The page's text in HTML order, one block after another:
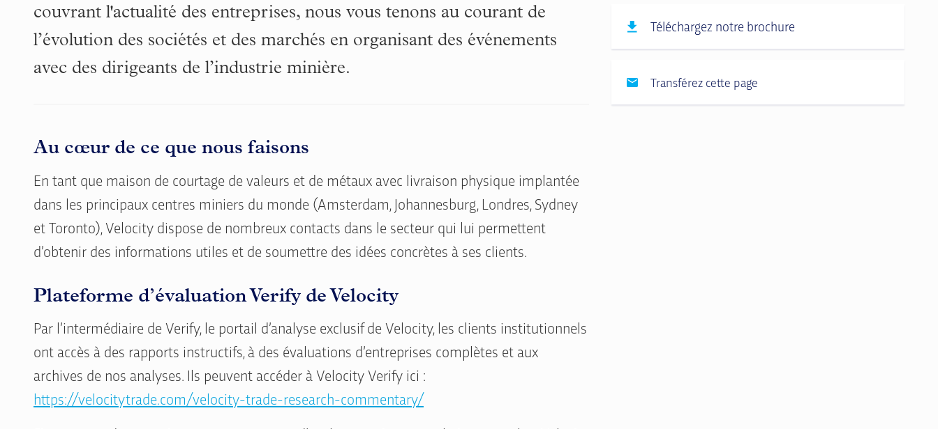
couvrant l'actualité des entreprises, nous vous tenons au courant de
l’évolution des sociétés et des marchés en organisant des événements
avec des dirigeants de l’industrie minière.
Au cœur de ce que nous faisons
En tant que maison de courtage de valeurs et de métaux avec livraison physique implantée
dans les principaux centres miniers du monde (Amsterdam, Johannesburg, Londres, Sydney
et Toronto), Velocity dispose de nombreux contacts dans le secteur qui lui permettent
d’obtenir des informations utiles et de soumettre des idées concrètes à ses clients.
Plateforme d’évaluation Verify de Velocity
Par l’intermédiaire de Verify, le portail d’analyse exclusif de Velocity, les clients institutionnels
ont accès à des rapports instructifs, à des évaluations d’entreprises complètes et aux
archives de nos analyses. Ils peuvent accéder à Velocity Verify ici :
https://velocitytrade.com/velocity-trade-research-commentary/
Téléchargez notre brochure
Transférez cette page